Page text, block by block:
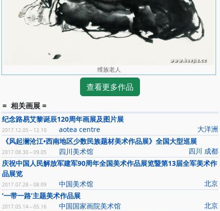
维族老人
查看更多作品
= 相关画展 =
纪念路易艾黎诞辰120周年画展及图片展
大洋洲
2017.12.05～12.10
aotea centre
《风起澜沧江•西南地区少数民族题材美术作品展》全国大型巡展
四川 成都
2017.08.30～09.05
四川美术馆
庆祝中国人民解放军建军90周年全国美术作品展览暨第13届全军美术作
品展览
北京
2017.07.28～08.09
中国美术馆
‘一带一路’主题美术作品展
北京
2017.05.14～05.16
中国国家画院美术馆